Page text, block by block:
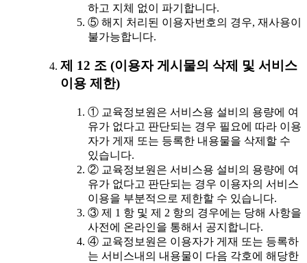
하고 지체 없이 파기합니다.
⑤ 해지 처리된 이용자번호의 경우, 재사용이
불가능합니다.
제 12 조 (이용자 게시물의 삭제 및 서비스
이용 제한)
① 교육정보원은 서비스용 설비의 용량에 여
유가 없다고 판단되는 경우 필요에 따라 이용
자가 게재 또는 등록한 내용물을 삭제할 수
있습니다.
② 교육정보원은 서비스용 설비의 용량에 여
유가 없다고 판단되는 경우 이용자의 서비스
이용을 부분적으로 제한할 수 있습니다.
③ 제 1 항 및 제 2 항의 경우에는 당해 사항을
사전에 온라인을 통해서 공지합니다.
④ 교육정보원은 이용자가 게재 또는 등록하
는 서비스내의 내용물이 다음 각호에 해당한